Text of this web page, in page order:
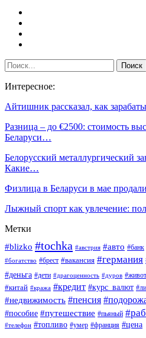
Интересное:
Айтишник рассказал, как
Разница – до €2500: стоимость
Беларуси…
Белорусский металлургический
Какие…
Физлица в Беларуси в мае
Лыжный спорт как увлечение:
Метки
#blizko #tochka #австрия #авто #банк
#богатство #брест #вакансия #германия
#деньга #дети #драгоценность #дуров
#китай #кража #кредит #курс_валют
#недвижимость #пенсия
#пособие #путешествие #пьяный
#телефон #топливо #умер #франция #цена